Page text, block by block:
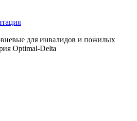
для инвалидов и пожилых
Optimal-Delta